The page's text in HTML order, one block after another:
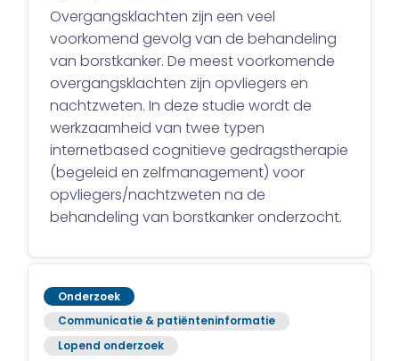
Overgangsklachten zijn een veel
voorkomend gevolg van de behandeling
van borstkanker. De meest voorkomende
overgangsklachten zijn opvliegers en
nachtzweten. In deze studie wordt de
werkzaamheid van twee typen
internetbased cognitieve gedragstherapie
(begeleid en zelfmanagement) voor
opvliegers/nachtzweten na de
behandeling van borstkanker onderzocht.
Onderzoek
Communicatie & patiënteninformatie
Lopend onderzoek